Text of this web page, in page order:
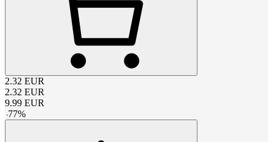
2.32 EUR
2.32 EUR
9.99 EUR
-77%